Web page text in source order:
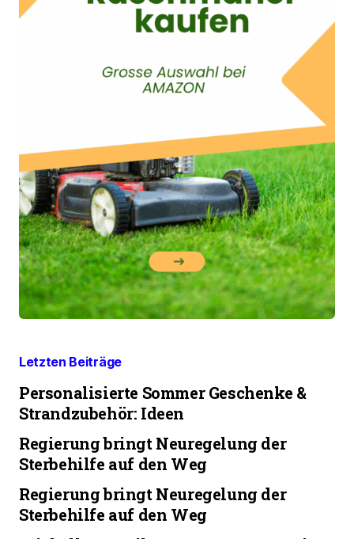
Letzten Beiträge
Personalisierte Sommer Geschenke &
Strandzubehör: Ideen
Regierung bringt Neuregelung der
Sterbehilfe auf den Weg
Regierung bringt Neuregelung der
Sterbehilfe auf den Weg